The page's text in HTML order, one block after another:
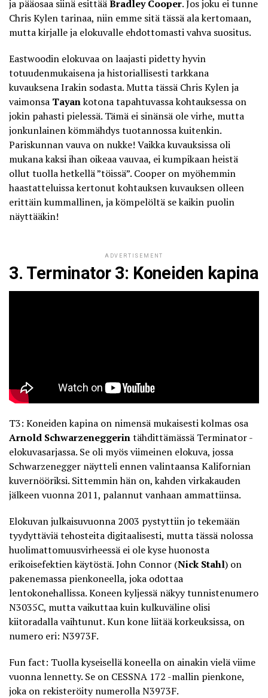
ja pääosaa siinä esittääBradley Cooper. Jos joku ei tunne
Chris Kylen tarinaa, niin emme sitä tässä ala kertomaan,
mutta kirjalle ja elokuvalle ehdottomasti vahva suositus.
Eastwoodin elokuvaa on laajasti pidetty hyvin
totuudenmukaisena ja historiallisesti tarkkana
kuvauksena Irakin sodasta. Mutta tässä Chris Kylen ja
vaimonsa Tayankotona tapahtuvassa kohtauksessa on
jokin pahasti pielessä. Tämä ei sinänsä ole virhe, mutta
jonkunlainen kömmähdys tuotannossa kuitenkin.
Pariskunnan vauva on nukke! Vaikka kuvauksissa oli
mukana kaksi ihan oikeaa vauvaa, ei kumpikaan heistä
ollut tuolla hetkellä ”töissä”. Cooper on myöhemmin
haastatteluissa kertonut kohtauksen kuvauksen olleen
erittäin kummallinen, ja kömpelöltä se kaikin puolin
näyttääkin!
ADVERTISEMENT
3. Terminator 3: Koneiden kapina
T3: Koneiden kapina on nimensä mukaisesti kolmas osa
Arnold Schwarzeneggerintähdittämässä Terminator -
elokuvasarjassa. Se oli myös viimeinen elokuva, jossa
Schwarzenegger näytteli ennen valintaansa Kalifornian
kuvernööriksi. Sittemmin hän on, kahden virkakauden
jälkeen vuonna 2011, palannut vanhaan ammattiinsa.
Elokuvan julkaisuvuonna 2003 pystyttiin jo tekemään
tyydyttäviä tehosteita digitaalisesti, mutta tässä nolossa
huolimattomuusvirheessä ei ole kyse huonosta
erikoisefektien käytöstä. John Connor (Nick Stahl) on
pakenemassa pienkoneella, joka odottaa
lentokonehallissa. Koneen kyljessä näkyy tunnistenumero
N3035C, mutta vaikuttaa kuin kulkuväline olisi
kiitoradalla vaihtunut. Kun kone liitää korkeuksissa, on
numero eri: N3973F.
Fun fact: Tuolla kyseisellä koneella on ainakin vieläviime
vuonna lennetty. Se on CESSNA 172 -mallin pienkone,
joka on rekisteröity numerolla N3973F.